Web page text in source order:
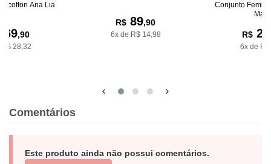
Ana Lia
,90
28,32
R$ 89,90
6x de R$ 14,98
Conjunto
R$
6x de
Comentários
Este produto ainda não possui comentários.